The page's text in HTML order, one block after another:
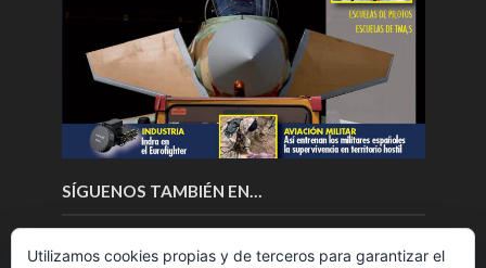
SÍGUENOS TAMBIÉN EN…
Utilizamos cookies propias y de terceros para garantizar el